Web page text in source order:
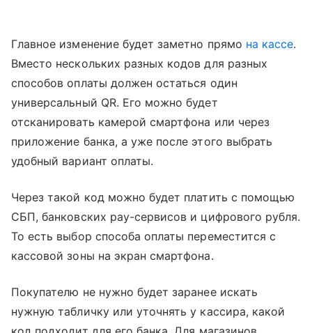
Главное изменение будет заметно прямо на кассе.
Вместо нескольких разных кодов для разных
способов оплаты должен остаться один
универсальный QR. Его можно будет
отсканировать камерой смартфона или через
приложение банка, а уже после этого выбрать
удобный вариант оплаты.
Через такой код можно будет платить с помощью
СБП, банковских pay-сервисов и цифрового рубля.
То есть выбор способа оплаты переместится с
кассовой зоны на экран смартфона.
Покупателю не нужно будет заранее искать
нужную табличку или уточнять у кассира, какой